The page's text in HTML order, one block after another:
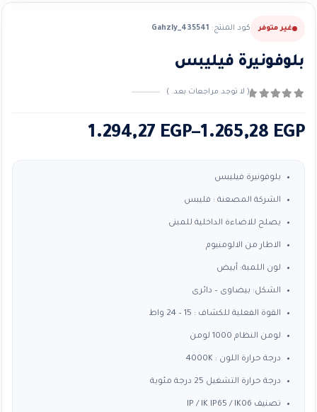
غير متوفر كود المنتج: Gahzly_435541
بلوفونيرة فيليبس
( لا توجد مراجعات بعد. )
1.265,28 EGP
–
1.294,27 EGP
نطاق
من
⁦1.265,28 EGP⁩
خلال
بلوفونيرة فيليبس
الشركة المصعنة : فليبس
يصلح للاضاءة الداخلية للمبنى
الاطار من الالومنيوم
لون اللمبة: أبيض
الشكل: بيضاوى – دائرى
القوة الفعلية للكشاف : 15 – 24 واط
لومن النظام 1000 لومن
درجة حرارة اللون : 4000K
درجة حرارة التشغيل 25 درجة مئوية
تصنيف IP / IK IP65 / IK06